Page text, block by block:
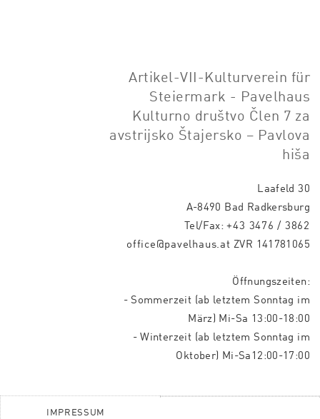
Artikel-VII-Kulturverein für
Steiermark - Pavelhaus
Kulturno društvo Člen 7 za
avstrijsko Štajersko – Pavlova
hiša
Laafeld 30
A-8490 Bad Radkersburg
Tel/Fax:+43 3476 / 3862
office@pavelhaus.at ZVR 141781065
Öffnungszeiten:
- Sommerzeit (ab letztem Sonntag im
März) Mi-Sa 13:00-18:00
- Winterzeit (ab letztem Sonntag im
Oktober) Mi-Sa12:00-17:00
IMPRESSUM